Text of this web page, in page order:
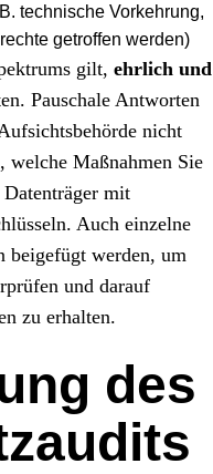
technische Vorkehrung,
getroffen werden)
gilt, ehrlich und
Pauschale Antworten
nicht
welche Maßnahmen Sie
mit
Auch einzelne
beigefügt werden, um
und darauf
zu erhalten.
des